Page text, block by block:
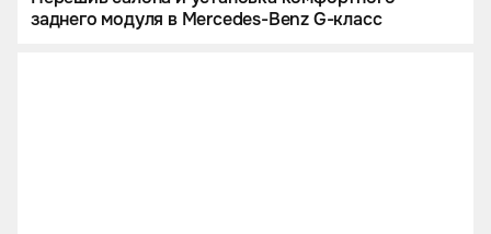
заднего модуля в Mercedes-Benz G-класс